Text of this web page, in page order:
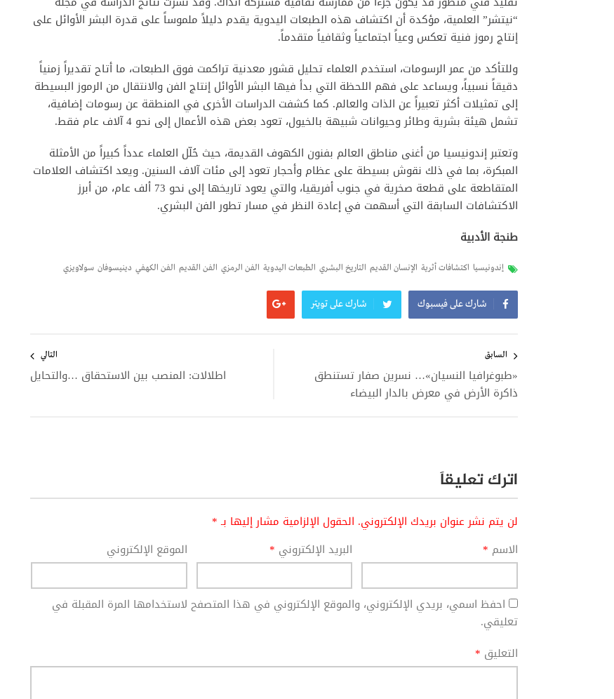
“نيتشر” العلمية، مؤكدة أن اكتشاف هذه الطبعات اليدوية يقدم دليلاً ملموساً على قدرة البشر الأوائل على
إنتاج رموز فنية تعكس وعياً اجتماعياً وثقافياً متقدماً.
وللتأكد من عمر الرسومات، استخدم العلماء تحليل قشور معدنية تراكمت فوق الطبعات، ما أتاح تقديراً زمنياً
دقيقاً نسبياً، ويساعد على فهم اللحظة التي بدأ فيها البشر الأوائل إنتاج الفن والانتقال من الرموز البسيطة
إلى تمثيلات أكثر تعبيراً عن الذات والعالم. كما كشفت الدراسات الأخرى في المنطقة عن رسومات إضافية،
تشمل هيئة بشرية وطائر وحيوانات شبيهة بالخيول، تعود بعض هذه الأعمال إلى نحو 4 آلاف عام فقط.
وتعتبر إندونيسيا من أغنى مناطق العالم بفنون الكهوف القديمة، حيث حُلّل العلماء عدداً كبيراً من الأمثلة
المبكرة، بما في ذلك نقوش بسيطة على عظام وأحجار تعود إلى مئات آلاف السنين. ويعد اكتشاف العلامات
المتقاطعة على قطعة صخرية في جنوب أفريقيا، والتي يعود تاريخها إلى نحو 73 ألف عام، من أبرز
الاكتشافات السابقة التي أسهمت في إعادة النظر في مسار تطور الفن البشري.
طنجة الأدبية
إندونيسيا اكتشافات أثرية الإنسان القديم التاريخ البشري الطبعات اليدوية الفن الرمزي الفن القديم الفن الكهفي دينيسوفان سولاويزي
شارك على فيسبوك شارك على تويتر
المقالات
السابق
«طبوغرافيا النسيان»… نسرين صفار تستنطق
ذاكرة الأرض في معرض بالدار البيضاء
التالي
اطلالات: المنصب بين الاستحقاق …والتحايل
اترك تعليقاً
لن يتم نشر عنوان بريدك الإلكتروني. الحقول الإلزامية مشار إليها بـ*
الاسم * البريد الإلكتروني * الموقع الإلكتروني
احفظ اسمي، بريدي الإلكتروني، والموقع الإلكتروني في هذا المتصفح لاستخدامها المرة المقبلة في
تعليقي.
التعليق *